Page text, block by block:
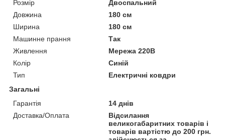
Розмір
Двоспальний
Довжина
180 см
Ширина
180 см
Машинне прання
Так
Живлення
Мережа 220В
Колір
Синій
Тип
Електричні ковдри
Загальні
Гарантія
14 днів
Доставка/Оплата
Відсилання
великогабаритних товарів і
товарів вартістю до 200 грн.